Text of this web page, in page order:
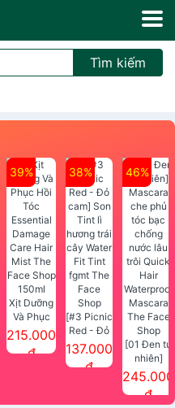
Tìm kiếm
39%
Xịt Dưỡng
Và Phục
Hồi Tóc
Essential
215.000
đ
38%
[#3 Picnic
Red - Đỏ
cam] Son
137.000
đ
46%
[01 Đen tự
nhiên]
Mascara
che phủ
245.000
đ